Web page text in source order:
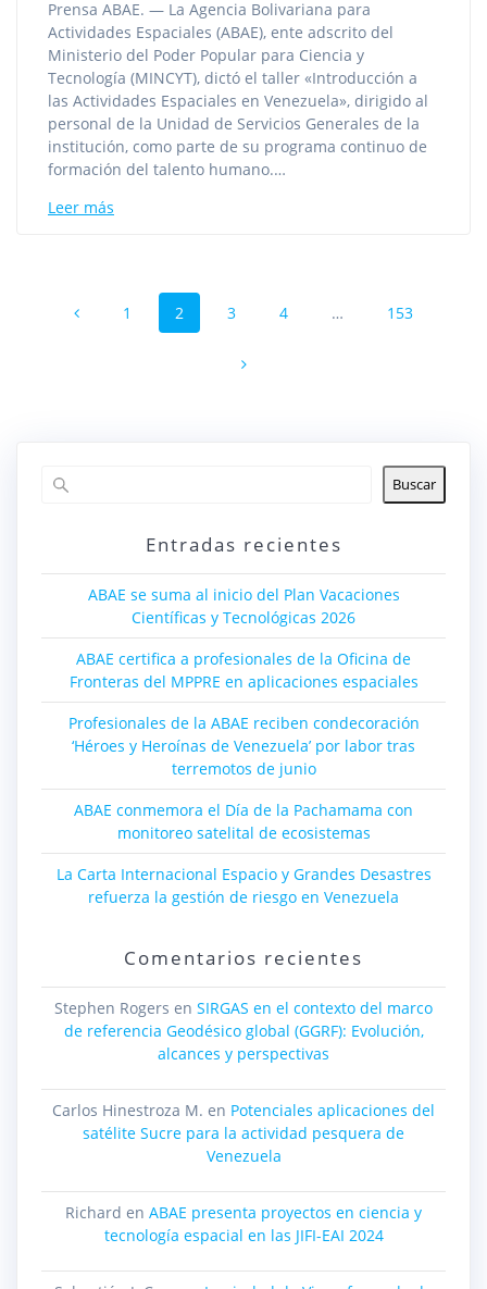
Prensa ABAE. — La Agencia Bolivariana para
Actividades Espaciales (ABAE), ente adscrito del
Ministerio del Poder Popular para Ciencia y
Tecnología (MINCYT), dictó el taller «Introducción a
las Actividades Espaciales en Venezuela», dirigido al
personal de la Unidad de Servicios Generales de la
institución, como parte de su programa continuo de
formación del talento humano.…
Leer más
Navegación
Página
1 Página
2 Página
3 Página
4 … Página
153
Buscar
Entradas recientes
ABAE se suma al inicio del Plan Vacaciones
Científicas y Tecnológicas 2026
ABAE certifica a profesionales de la Oficina de
Fronteras del MPPRE en aplicaciones espaciales
Profesionales de la ABAE reciben condecoración
‘Héroes y Heroínas de Venezuela’ por labor tras
terremotos de junio
ABAE conmemora el Día de la Pachamama con
monitoreo satelital de ecosistemas
La Carta Internacional Espacio y Grandes Desastres
refuerza la gestión de riesgo en Venezuela
Comentarios recientes
Stephen Rogers en SIRGAS en el contexto del marco
de referencia Geodésico global (GGRF): Evolución,
alcances y perspectivas
Carlos Hinestroza M. en Potenciales aplicaciones del
satélite Sucre para la actividad pesquera de
Venezuela
Richard en ABAE presenta proyectos en ciencia y
tecnología espacial en las JIFI-EAI 2024